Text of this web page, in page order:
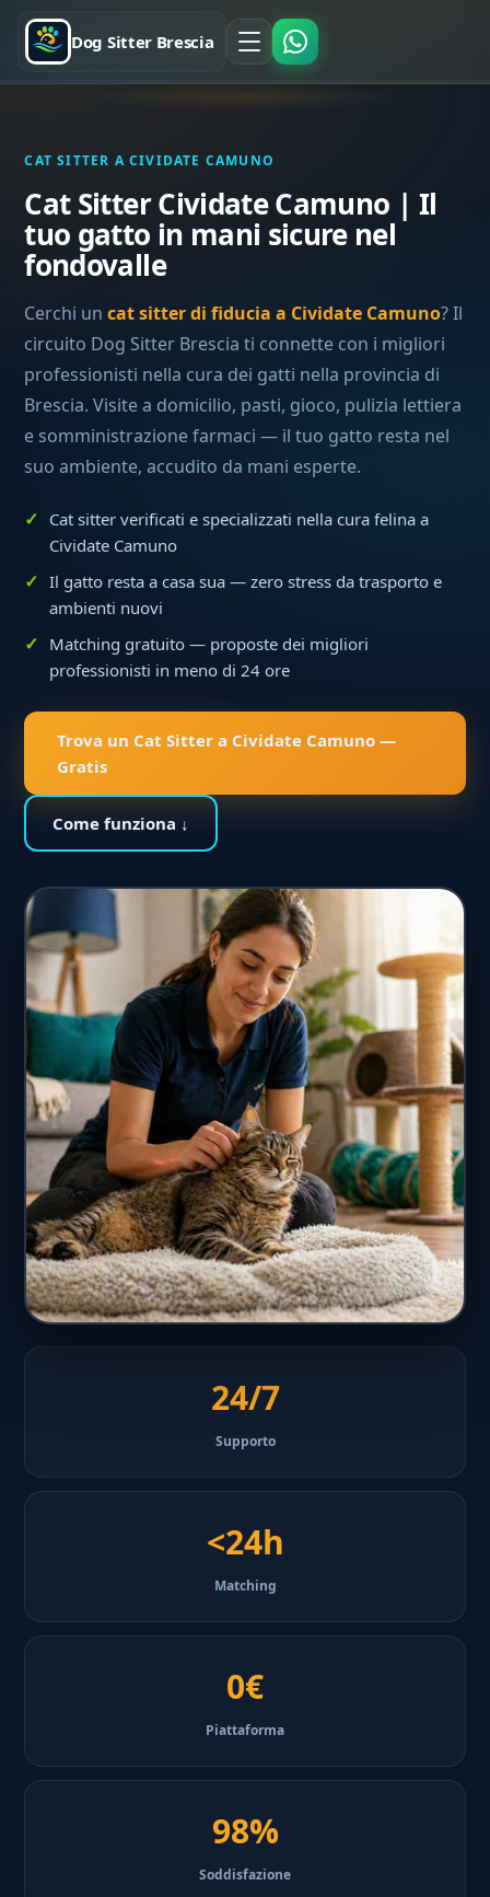
Dog Sitter Brescia
CAT SITTER A CIVIDATE CAMUNO
Cat Sitter Cividate Camuno | Il
tuo gatto in mani sicure nel
fondovalle
Cerchi uncat sitter di fiducia a Cividate Camuno? Il
circuito Dog Sitter Brescia ti connette con i migliori
professionisti nella cura dei gatti nella provincia di
Brescia. Visite a domicilio, pasti, gioco, pulizia lettiera
e somministrazione farmaci — il tuo gatto resta nel
suo ambiente, accudito da mani esperte.
Cat sitter verificati e specializzati nella cura felina a
Cividate Camuno
Il gatto resta a casa sua — zero stress da trasporto e
ambienti nuovi
Matching gratuito — proposte dei migliori
professionisti in meno di 24 ore
Trova un Cat Sitter a Cividate Camuno —
Gratis
Come funziona ↓
24/7
Supporto
<24h
Matching
0€
Piattaforma
98%
Soddisfazione